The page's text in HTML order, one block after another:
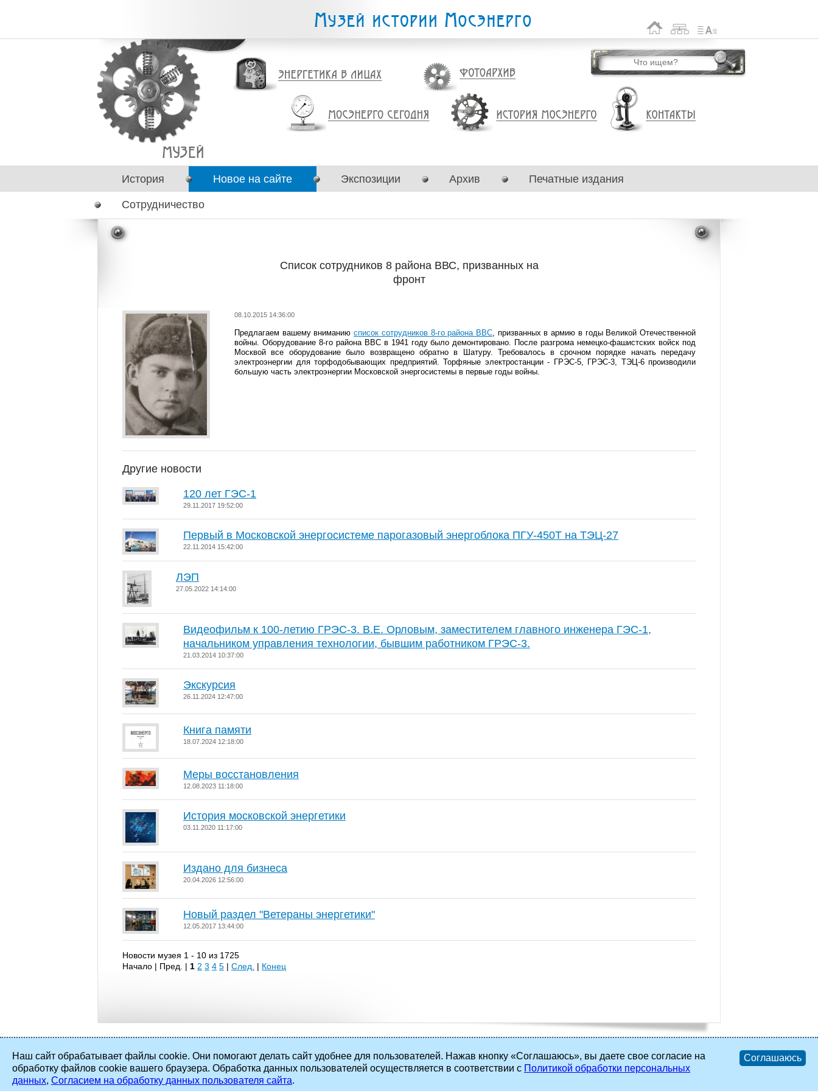
История Новое на сайте Экспозиции Архив Печатные издания
Сотрудничество
Список сотрудников 8 района ВВС, призванных на
фронт
08.10.2015 14:36:00
Предлагаем вашему вниманиюсписок сотрудников 8-го района ВВС, призванных в армию в годы Великой Отечественной
войны. Оборудование 8-го района ВВС в 1941 году было демонтировано. После разгрома немецко-фашистских войск под
Москвой все оборудование было возвращено обратно в Шатуру. Требовалось в срочном порядке начать передачу
электроэнергии для торфодобывающих предприятий. Торфяные электростанции - ГРЭС-5, ГРЭС-3, ТЭЦ-6 производили
большую часть электроэнергии Московской энергосистемы в первые годы войны.
Другие новости
120 лет ГЭС-1
29.11.2017 19:52:00
Первый в Московской энергосистеме парогазовый энергоблока ПГУ-450Т на ТЭЦ-27
22.11.2014 15:42:00
ЛЭП
27.05.2022 14:14:00
Видеофильм к 100-летию ГРЭС-3. В.Е. Орловым, заместителем главного инженера ГЭС-1,
начальником управления технологии, бывшим работником ГРЭС-3.
21.03.2014 10:37:00
Экскурсия
26.11.2024 12:47:00
Книга памяти
18.07.2024 12:18:00
Меры восстановления
12.08.2023 11:18:00
История московской энергетики
03.11.2020 11:17:00
Издано для бизнеса
20.04.2026 12:56:00
Новый раздел "Ветераны энергетики"
12.05.2017 13:44:00
Новости музея 1 - 10 из 1725
Начало | Пред. | 1 2 3 4 5 | След. | Конец
2002 - 2026 ©ПАО «Мосэнерго». Все права защищены.
Наш сайт обрабатывает файлы cookie. Они помогают делать сайт удобнее для пользователей. Нажав кнопку «Соглашаюсь», вы даете свое согласие на
обработку файлов cookie вашего браузера. Обработка данных пользователей осуществляется в соответствии с Политикой обработки персональных
данных, Согласием на обработку данных пользователя сайта.
Соглашаюсь